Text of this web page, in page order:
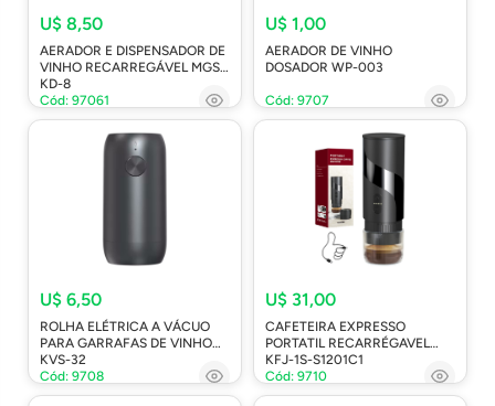
U$ 8,50
AERADOR E DISPENSADOR DE
VINHO RECARREGÁVEL MGS-
KD-8
Cód: 97061
U$ 1,00
AERADOR DE VINHO
DOSADOR WP-003
Cód: 9707
U$ 6,50
ROLHA ELÉTRICA A VÁCUO
PARA GARRAFAS DE VINHO
KVS-32
Cód: 9708
U$ 31,00
CAFETEIRA EXPRESSO
PORTATIL RECARRÉGAVEL
KFJ-1S-S1201C1
Cód: 9710